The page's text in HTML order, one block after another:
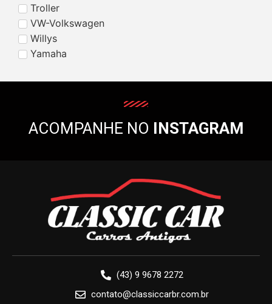
Troller
VW-Volkswagen
Willys
Yamaha
ACOMPANHE NO INSTAGRAM
(43) 9 9678 2272
contato@classiccarbr.com.br